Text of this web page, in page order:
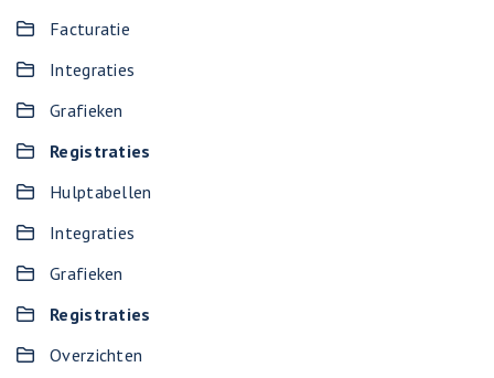
Facturatie
Integraties
Grafieken
Registraties
Hulptabellen
Integraties
Grafieken
Registraties
Overzichten